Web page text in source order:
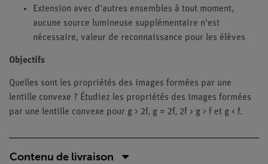
Extension avec d'autres ensembles à tout moment,
aucune source lumineuse supplémentaire n'est
nécessaire, valeur de reconnaissance pour les élèves
Objectifs
Quelles sont les propriétés des images formées par une
lentille convexe ? Étudiez les propriétés des images formées
par une lentille convexe pour g > 2f, g = 2f, 2f > g > f et g < f.
Contenu de livraison